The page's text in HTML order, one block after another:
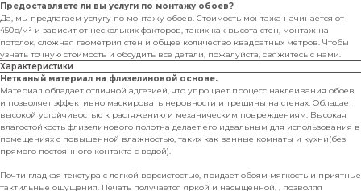
Предоставляете ли вы услуги по монтажу обоев?
Да, мы предлагаем услугу по монтажу обоев. Стоимость монтажа начинается от
450р/м² и зависит от нескольких факторов, таких как высота стен, монтаж на
потолок, сложная геометрия стен и общее количество квадратных метров. Чтобы
узнать точную стоимость и обсудить все детали, пожалуйста, свяжитесь с нами.
Характеристики
Нетканый материал на флизелиновой основе.
Материал обладает отличной адгезией, что упрощает процесс наклеивания обоев
и позволяет эффективно маскировать неровности и трещины на стенах. Обладает
высокой устойчивостью к растяжению и механическим повреждениям. Высокая
влагостойкость флизелинового полотна делает его идеальным для использования в
помещениях с повышенной влажностью, таких как ванные комнаты и кухни(без
прямого постоянного контакта с водой).
Почти гладкая текстура с легкой ворсистостью, придает обоям мягкость и приятные
тактильные ощущения. Печать получается яркой и насыщенной, , позволяя